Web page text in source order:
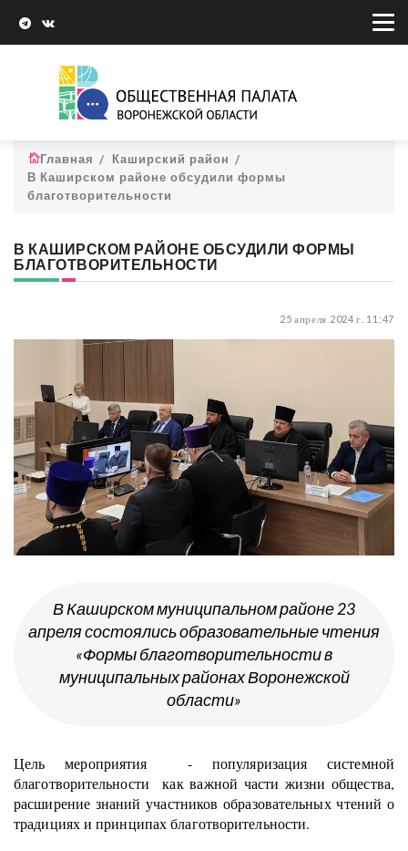
Главная
Каширский район
В Каширском районе обсудили формы
благотворительности
В КАШИРСКОМ РАЙОНЕ ОБСУДИЛИ ФОРМЫ
БЛАГОТВОРИТЕЛЬНОСТИ
25 апреля 2024 г. 11:47
В Каширском муниципальном районе 23
апреля состоялись образовательные чтения
«Формы благотворительности в
муниципальных районах Воронежской
области»
Цель мероприятия - популяризация системной
благотворительности как важной части жизни общества,
расширение знаний участников образовательных чтений о
традициях и принципах благотворительности.